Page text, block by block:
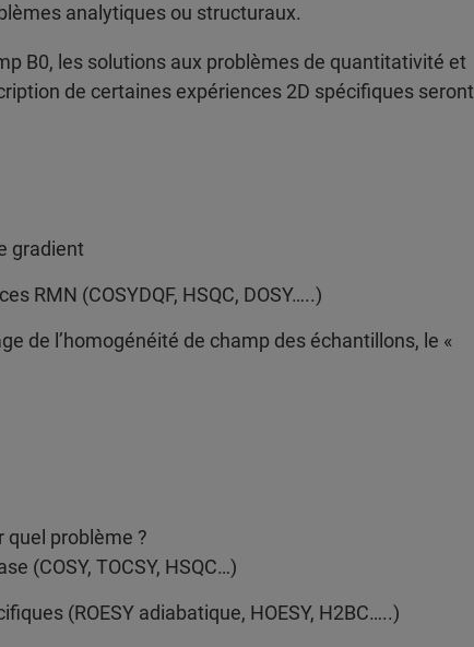
analytiques ou structuraux.
B0, les solutions aux problèmes de quantitativité et
de certaines expériences 2D spécifiques seront
gradient
RMN (COSYDQF, HSQC, DOSY…..)
de l’homogénéité de champ des échantillons, le «
quel problème ?
(COSY, TOCSY, HSQC…)
(ROESY adiabatique, HOESY, H2BC…..)